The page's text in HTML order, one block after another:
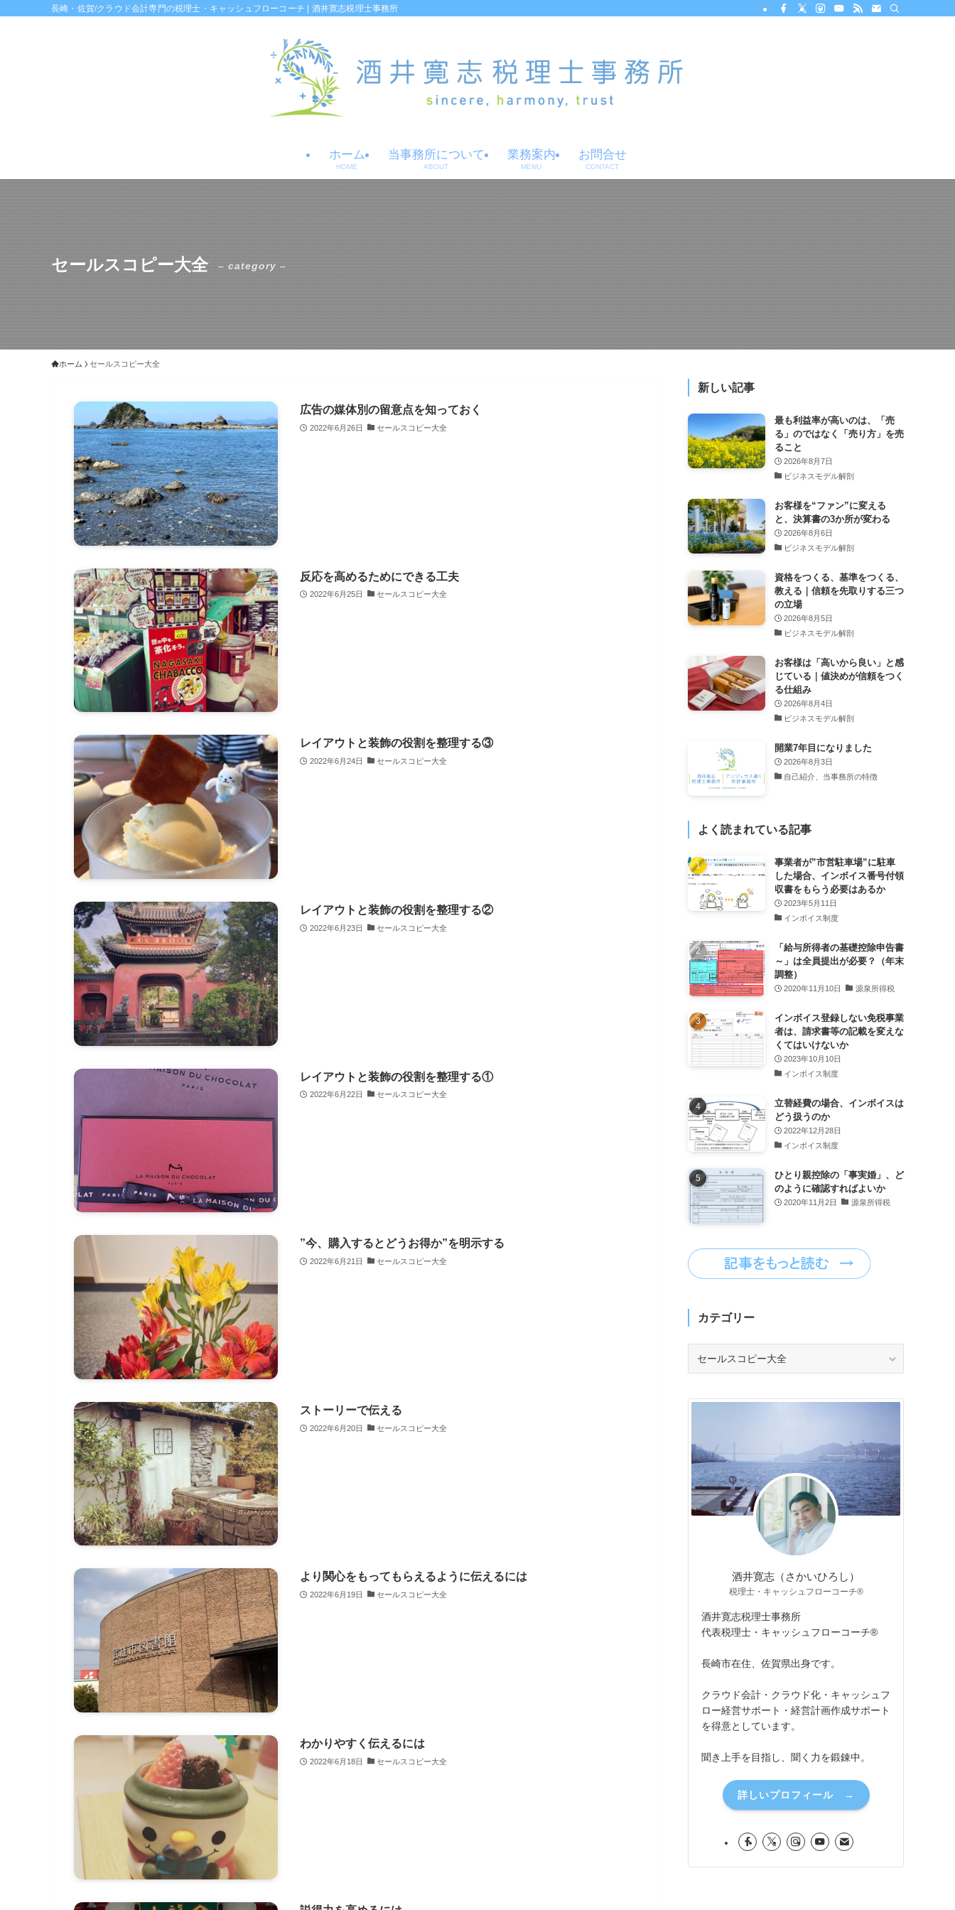
長崎・佐賀/クラウド会計専門の税理士・キャッシュフローコーチ | 酒井寛志税理士事務所
ホーム
HOME
当事務所について
ABOUT
業務案内
MENU
お問合せ
CONTACT
セールスコピー大全 – category –
ホーム セールスコピー大全
広告の媒体別の留意点を知っておく
2022年6月26日 セールスコピー大全
反応を高めるためにできる工夫
2022年6月25日 セールスコピー大全
レイアウトと装飾の役割を整理する③
2022年6月24日 セールスコピー大全
レイアウトと装飾の役割を整理する②
2022年6月23日 セールスコピー大全
レイアウトと装飾の役割を整理する①
2022年6月22日 セールスコピー大全
”今、購入するとどうお得か”を明示する
2022年6月21日 セールスコピー大全
ストーリーで伝える
2022年6月20日 セールスコピー大全
より関心をもってもらえるように伝えるには
2022年6月19日 セールスコピー大全
わかりやすく伝えるには
2022年6月18日 セールスコピー大全
新しい記事
最も利益率が高いのは、「売
る」のではなく「売り方」を売
ること
2026年8月7日
ビジネスモデル解剖
お客様を“ファン”に変える
と、決算書の3か所が変わる
2026年8月6日
ビジネスモデル解剖
資格をつくる、基準をつくる、
教える｜信頼を先取りする三つ
の立場
2026年8月5日
ビジネスモデル解剖
お客様は「高いから良い」と感
じている｜値決めが信頼をつく
る仕組み
2026年8月4日
ビジネスモデル解剖
開業7年目になりました
2026年8月3日
自己紹介、当事務所の特徴
よく読まれている記事
事業者が”市営駐車場”に駐車
した場合、インボイス番号付領
収書をもらう必要はあるか
2023年5月11日
インボイス制度
「給与所得者の基礎控除申告書
～」は全員提出が必要？（年末
調整）
2020年11月10日 源泉所得税
インボイス登録しない免税事業
者は、請求書等の記載を変えな
くてはいけないか
2023年10月10日
インボイス制度
立替経費の場合、インボイスは
どう扱うのか
2022年12月28日
インボイス制度
ひとり親控除の「事実婚」、ど
のように確認すればよいか
2020年11月2日 源泉所得税
カテゴリー
リ
酒井寛志（さかいひろし）
税理士・キャッシュフローコーチ®
酒井寛志税理士事務所
代表税理士・キャッシュフローコーチ®
長崎市在住、佐賀県出身です。
クラウド会計・クラウド化・キャッシュフ
ロー経営サポート・経営計画作成サポート
を得意としています。
聞き上手を目指し、聞く力を鍛錬中。
詳しいプロフィール →